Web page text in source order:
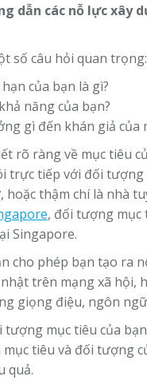
dẫn các nỗ lực xây
số câu hỏi quan trọng:
của bạn là gì?
năng của bạn?
gì đến khán giả của
rõ ràng về mục tiêu
trực tiếp với đối
thậm chí là nhà
, đối tượng mục
Singapore.
cho phép bạn tạo ra
trên mạng xã hội,
giọng điệu, ngôn
tượng mục tiêu của
tiêu và đối tượng
quả.